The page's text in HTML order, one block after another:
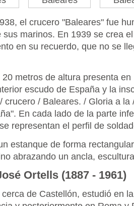
el crucero "Baleares" fue
sus marinos. En 1939 se crea
en su recuerdo, que no se
metros de altura presenta en
escudo de España y la
crucero / Baleares. / Gloria a la
En cada lado de la parte
representan el perfil de
estanque de forma
abrazando un ancla,
Ortells (1887 - 1961)
de Castellón, estudió en